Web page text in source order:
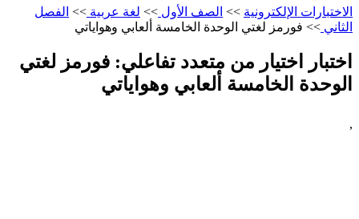
الاختبارات الإلكترونية >> الصف الأول >> لغة عربية >> الفصل
الثاني >> فورمز لغتي الوحدة الخامسة ألعابي وهواياتي
اختبار اختيار من متعدد تفاعلي: فورمز لغتي
الوحدة الخامسة ألعابي وهواياتي